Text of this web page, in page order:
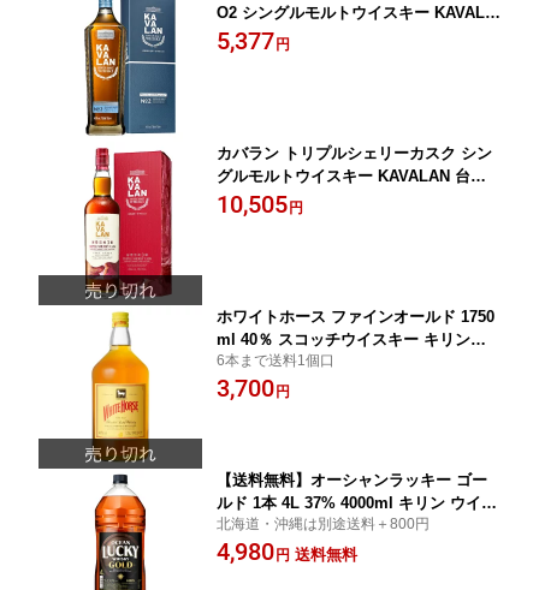
O2 シングルモルトウイスキー KAVALA
N 台湾 700ml 40％ 正規品
5,377円
カバラン トリプルシェリーカスク シン
グルモルトウイスキー KAVALAN 台湾 7
00ml 40％ 正規品
10,505円
ホワイトホース ファインオールド 1750
ml 40％ スコッチウイスキー キリンビ
ール
6本まで送料1個口
3,700円
【送料無料】オーシャンラッキー ゴー
ルド 1本 4L 37% 4000ml キリン ウイス
キー ペットボトル 大容量
北海道・沖縄は別途送料＋800円
4,980円 送料無料